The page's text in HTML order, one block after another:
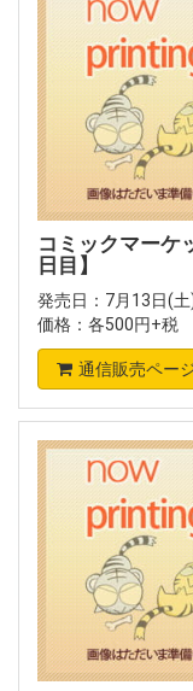
コミックマーケ
日目】
発売日：7月13日(土
価格：各500円+税
通信販売ペー